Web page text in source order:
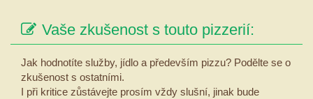
Vaše zkušenost s touto pizzerií:
Jak hodnotíte služby, jídlo a především pizzu? Podělte se o
zkušenost s ostatními.
I při kritice zůstávejte prosím vždy slušní, jinak bude